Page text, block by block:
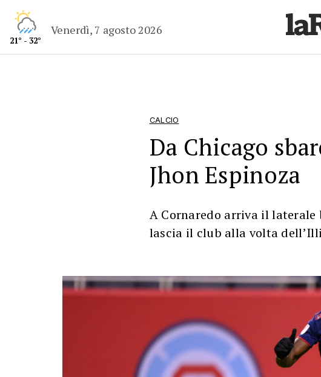
21° - 32°
Venerdì, 7 agosto 2026
CALCIO
Da Chicago
Jhon Espinoza
A Cornaredo arriva il laterale
lascia il club alla volta